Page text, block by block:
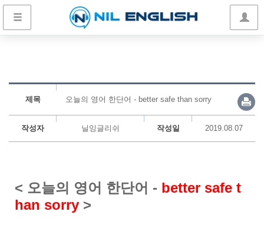
제목 오늘의 영어 한단어 - better safe than sorry
작성자 닐잉글리쉬 작성일 2019.08.07
< 오늘의 영어 한단어 - better safe t
han sorry >